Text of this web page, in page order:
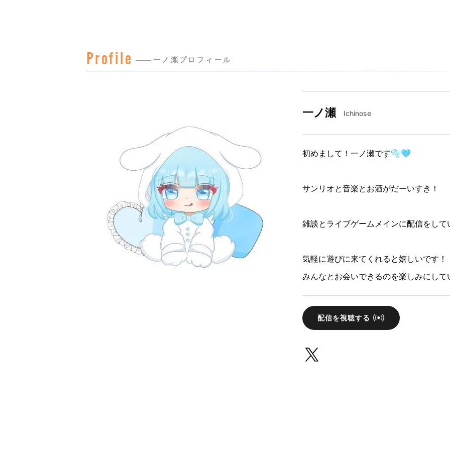
Profile 一ノ瀬プロフィール
一ノ瀬 Ichinose
初めまして！一ノ瀬です️🫧️🩵
サンリオと音楽とお酒がだーいすき！
雑談とライブゲームメインに配信をし
気軽に遊びに来てくれると嬉しいです！
みんなとお会いできるのを楽しみにし
配信を視聴する